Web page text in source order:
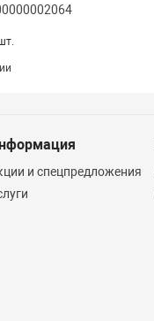
и спецпредложения